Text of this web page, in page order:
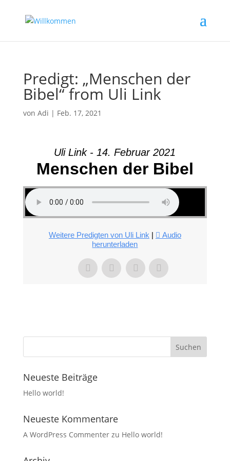
Predigt: „Menschen der
Bibel“ from Uli Link
von Adi | Feb. 17, 2021
Uli Link - 14. Februar 2021
Menschen der Bibel
Weitere Predigten von Uli Link |
Audio
herunterladen
Neueste Beiträge
Hello world!
Neueste Kommentare
A WordPress Commenterzu Hello world!